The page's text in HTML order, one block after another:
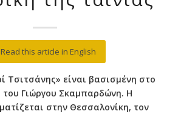
Read this article in English
Τσιτσάνης» είναι βασισμένη στο
του Γιώργου Σκαμπαρδώνη. Η
στην Θεσσαλονίκη, τον